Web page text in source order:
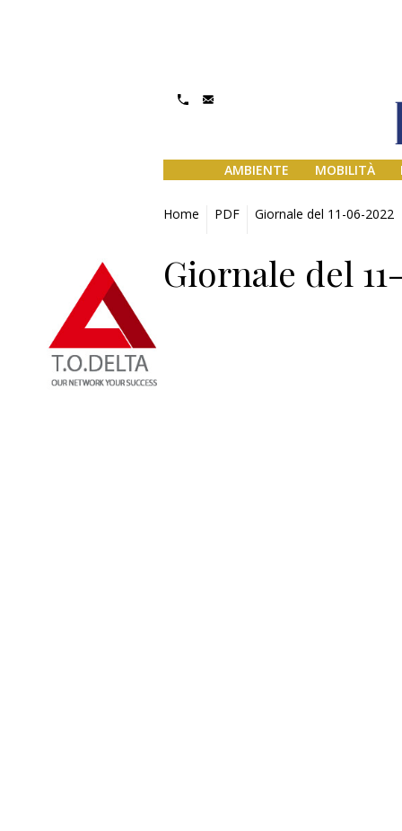
AMBIENTE MOBILITÀ
Home PDF Giornale del 11-06-2022
Giornale del